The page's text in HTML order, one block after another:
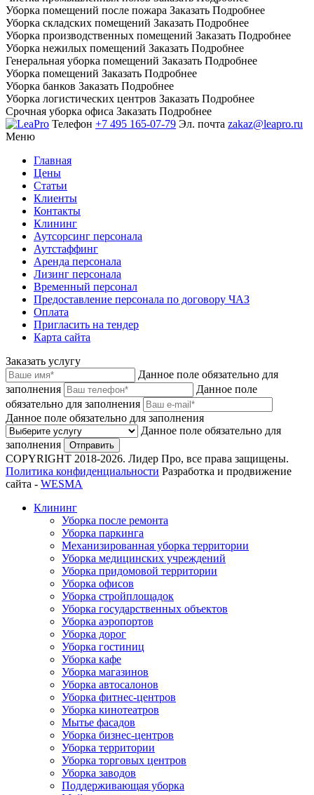
Уборка помещений после пожара Заказать Подробнее
Уборка складских помещений Заказать Подробнее
Уборка производственных помещений Заказать Подробнее
Уборка нежилых помещений Заказать Подробнее
Генеральная уборка помещений Заказать Подробнее
Уборка помещений Заказать Подробнее
Уборка банков Заказать Подробнее
Уборка логистических центров Заказать Подробнее
Срочная уборка офиса Заказать Подробнее
Телефон +7 495 165-07-79 Эл. почта zakaz@leapro.ru
Меню
Главная
Цены
Статьи
Клиенты
Контакты
Клининг
Аутсорсинг персонала
Аутстаффинг
Аренда персонала
Лизинг персонала
Временный персонал
Предоставление персонала по договору ЧАЗ
Оплата
Пригласить на тендер
Карта сайта
Заказать услугу
Данное поле обязательно для
заполнения
Данное поле
обязательно для заполнения
Данное поле обязательно для заполнения
Данное поле обязательно для
заполнения
Отправить
COPYRIGHT 2018-2026. Лидер Про, все права защищены.
Политика конфиденциальности Разработка и продвижение
сайта - WESMA
Клининг
Уборка после ремонта
Уборка паркинга
Механизированная уборка территории
Уборка медицинских учреждений
Уборка придомовой территории
Уборка офисов
Уборка стройплощадок
Уборка государственных объектов
Уборка аэропортов
Уборка дорог
Уборка гостиниц
Уборка кафе
Уборка магазинов
Уборка автосалонов
Уборка фитнес-центров
Уборка кинотеатров
Мытье фасадов
Уборка бизнес-центров
Уборка территории
Уборка торговых центров
Уборка заводов
Поддерживающая уборка